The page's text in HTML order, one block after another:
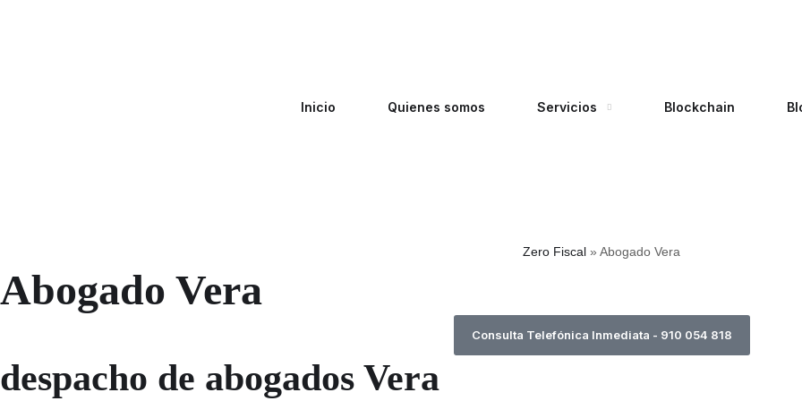
Inicio Quienes somos Servicios Blockchain
Zero Fiscal » Abogado Vera
Abogado Vera
Consulta Telefónica Inmediata - 910 054 818
despacho de abogados Vera